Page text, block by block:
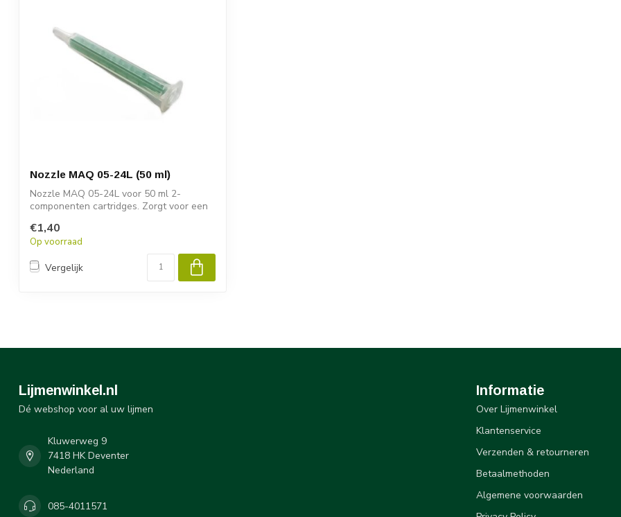
Nozzle MAQ 05-24L (50 ml)
Nozzle MAQ 05-24L voor 50 ml 2-
componenten cartridges. Zorgt voor een
€1,40
Op voorraad
Vergelijk
Lijmenwinkel.nl
Dé webshop voor al uw lijmen
Kluwerweg 9
7418 HK Deventer
Nederland
085-4011571
Informatie
Over Lijmenwinkel
Klantenservice
Verzenden & retourneren
Betaalmethoden
Algemene voorwaarden